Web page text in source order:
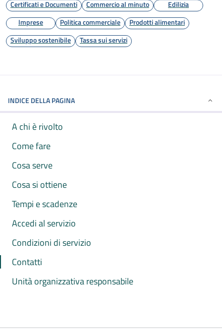
Certificati e Documenti
Commercio al minuto
Edilizia
Imprese
Politica commerciale
Prodotti alimentari
Sviluppo sostenibile
Tassa sui servizi
INDICE DELLA PAGINA
A chi è rivolto
Come fare
Cosa serve
Cosa si ottiene
Tempi e scadenze
Accedi al servizio
Condizioni di servizio
Contatti
Unità organizzativa responsabile